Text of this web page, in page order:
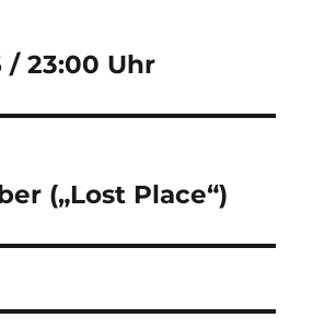
/ 23:00 Uhr
(„Lost Place“)